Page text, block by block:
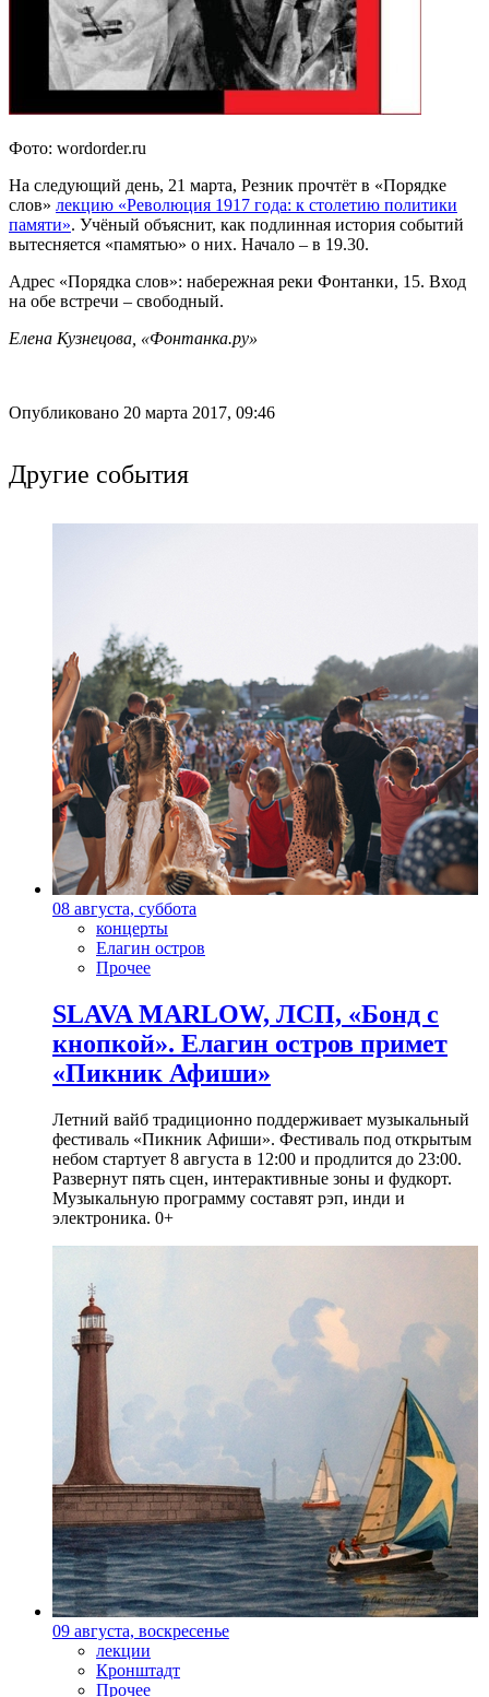
Фото: wordorder.ru
На следующий день, 21 марта, Резник прочтёт в «Порядке
слов» лекцию «Революция 1917 года: к столетию политики
памяти». Учёный объяснит, как подлинная история событий
вытесняется «памятью» о них. Начало – в 19.30.
Адрес «Порядка слов»: набережная реки Фонтанки, 15. Вход
на обе встречи – свободный.
Елена Кузнецова, «Фонтанка.ру»
Опубликовано 20 марта 2017, 09:46
Другие события
08 августа, суббота
концерты
Елагин остров
Прочее
SLAVA MARLOW, ЛСП, «Бонд с
кнопкой». Елагин остров примет
«Пикник Афиши»
Летний вайб традиционно поддерживает музыкальный
фестиваль «Пикник Афиши». Фестиваль под открытым
небом стартует 8 августа в 12:00 и продлится до 23:00.
Развернут пять сцен, интерактивные зоны и фудкорт.
Музыкальную программу составят рэп, инди и
электроника. 0+
09 августа, воскресенье
лекции
Кронштадт
Прочее